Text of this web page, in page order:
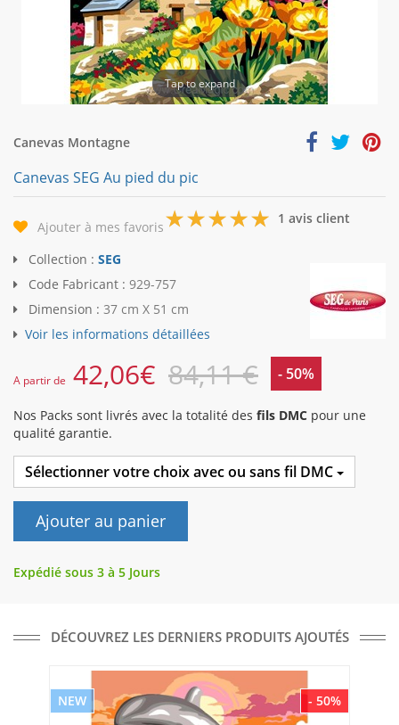
Tap to expand
Canevas Montagne
Canevas SEG Au pied du pic
5
1 avis client
Ajouter à mes favoris
Collection : SEG
Code Fabricant : 929-757
Dimension : 37 cm X 51 cm
Voir les informations détaillées
A partir de 42,06€ 84,11 € - 50%
Nos Packs sont livrés avec la totalité des fils DMC pour une
qualité garantie.
Sélectionner votre choix avec ou sans fil DMC
Ajouter au panier
Expédié sous 3 à 5 Jours
DÉCOUVREZ LES DERNIERS PRODUITS AJOUTÉS
- 50%
NEW